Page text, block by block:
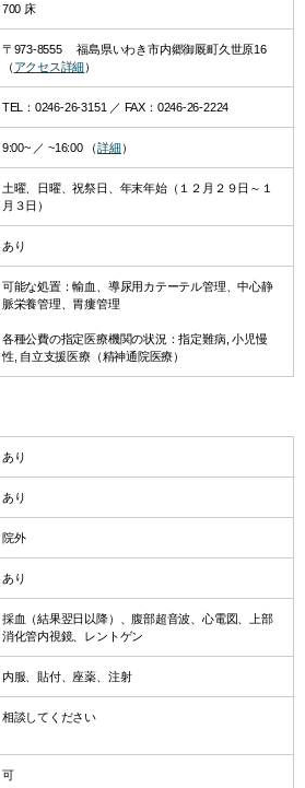
700 床
〒973-8555 福島県いわき市内郷御厩町久世原16
（アクセス詳細）
TEL： 0246-26-3151 ／ FAX：0246-26-2224
9:00~ ／ ~16:00 （詳細）
土曜、日曜、祝祭日、年末年始（１２月２９日～１
月３日）
あり
可能な処置：輸血、導尿用カテーテル管理、中心静
脈栄養管理、胃瘻管理
各種公費の指定医療機関の状況：指定難病, 小児慢
性, 自立支援医療（精神通院医療）
あり
あり
院外
あり
採血（結果翌日以降）、腹部超音波、心電図、上部
消化管内視鏡、レントゲン
内服、貼付、座薬、注射
相談してください
可